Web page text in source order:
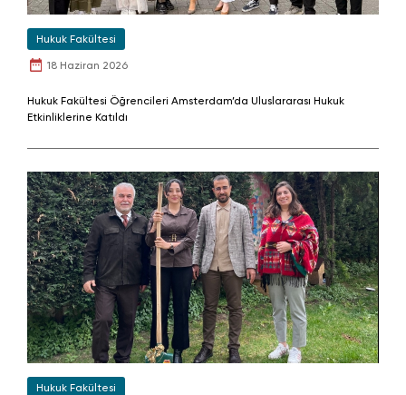
Hukuk Fakültesi
18 Haziran 2026
Hukuk Fakültesi Öğrencileri Amsterdam’da Uluslararası Hukuk
Etkinliklerine Katıldı
Hukuk Fakültesi